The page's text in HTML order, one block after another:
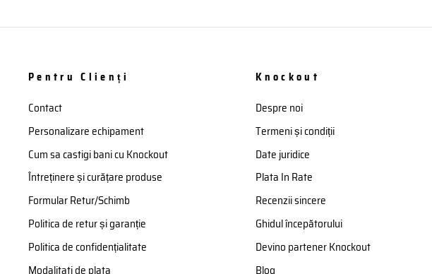
Pentru Clienți
Contact
Personalizare echipament
Cum sa castigi bani cu Knockout
Întreținere și curățare produse
Formular Retur/Schimb
Politica de retur și garanție
Politica de confidențialitate
Modalitati de plata
Knockout
Despre noi
Termeni și condiții
Date juridice
Plata In Rate
Recenzii sincere
Ghidul începătorului
Devino partener Knockout
Blog